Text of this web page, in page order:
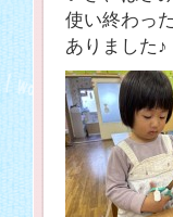
使い終わっ
ありました♪